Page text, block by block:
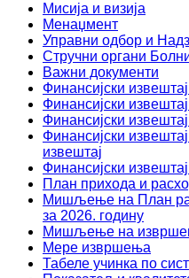
Мисија и визија
Менаџмент
Управни одбор и
Стручни органи
Важни документи
Финансијски
Финансијски
Финансијски
Финансијски
извештај
Финансијски
План прихода и
Мишљење на План
за 2026. годину
Мишљење на
Мере извршења
Табеле учинка по